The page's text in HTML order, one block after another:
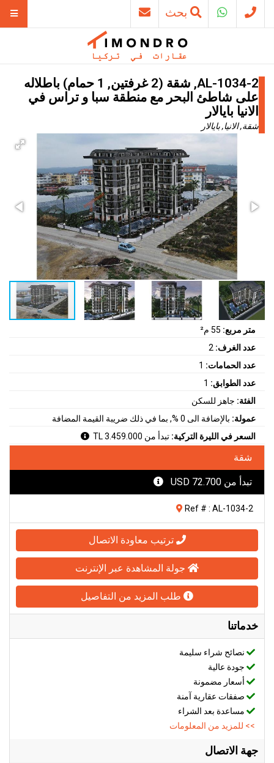
بحث
AL-1034-2, شقة (2 غرفتين, 1 حمام) باطلاله
على شاطئ البحر مع منطقة سبا و تراس في
الانيا بايالار
شقة, الانيا, بايالار
متر مربع: 55 م²
عدد الغرف: 2
عدد الحمامات: 1
عدد الطوابق: 1
الفئة: جاهز للسكن
عمولة: بالإضافة الى 0 %, بما في ذلك ضريبة القيمة المضافة
السعر في الليرة التركية: تبدأ من 3.459.000 TL
شقة
تبدأ من 72.700 USD
Ref # : AL-1034-2
ترتيب معاودة الاتصال
جولة المشاهدة عبر الإنترنت
طلب المزيد من التفاصيل
خدماتنا
نصائح شراء سليمة
جودة عالية
أسعار مضمونة
صفقات عقارية آمنة
مساعدة بعد الشراء
>> للمزيد من المعلومات
جهة الاتصال